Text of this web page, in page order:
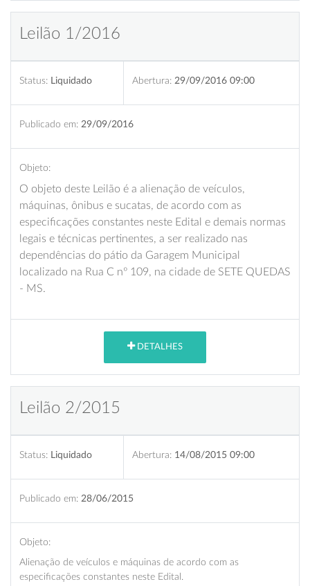
Leilão 1/2016
Status: Liquidado Abertura: 29/09/2016 09:00
Publicado em: 29/09/2016
Objeto:
O objeto deste Leilão é a alienação de veículos,
máquinas, ônibus e sucatas, de acordo com as
especificações constantes neste Edital e demais normas
legais e técnicas pertinentes, a ser realizado nas
dependências do pátio da Garagem Municipal
localizado na Rua C nº 109, na cidade de SETE QUEDAS
- MS.
DETALHES
Leilão 2/2015
Status: Liquidado Abertura: 14/08/2015 09:00
Publicado em: 28/06/2015
Objeto:
Alienação de veículos e máquinas de acordo com as
especificações constantes neste Edital.